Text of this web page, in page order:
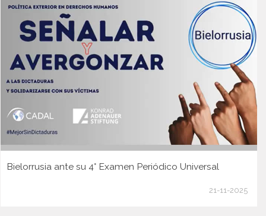
Bielorrusia ante su 4° Examen Periódico Universal
21-11-2025